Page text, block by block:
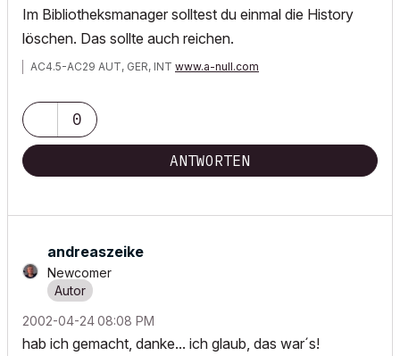
Im Bibliotheksmanager solltest du einmal die History
löschen. Das sollte auch reichen.
AC4.5-AC29 AUT, GER, INT www.a-null.com
0
ANTWORTEN
andreaszeike
Newcomer
‎2002-04-2408:08 PM
hab ich gemacht, danke... ich glaub, das war´s!